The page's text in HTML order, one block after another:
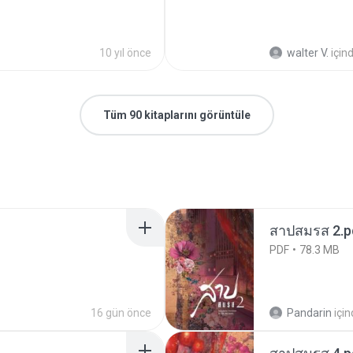
10 yıl önce walter V.
Tüm 90 kitaplarını görüntüle
16 gün önce
สาปสมรส
PDF 78.3 MB
Pandarin